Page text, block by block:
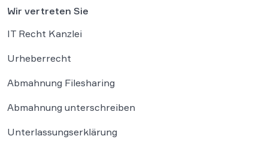
Wir vertreten Sie
IT Recht Kanzlei
Urheberrecht
Abmahnung Filesharing
Abmahnung unterschreiben
Unterlassungserklärung